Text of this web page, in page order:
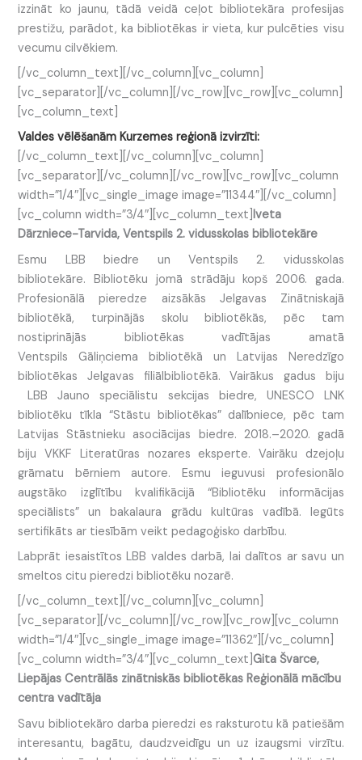
izzināt ko jaunu, tādā veidā ceļot bibliotekāra profesijas
prestižu, parādot, ka bibliotēkas ir vieta, kur pulcēties visu
vecumu cilvēkiem.
[/vc_column_text][/vc_column][vc_column]
[vc_separator][/vc_column][/vc_row][vc_row][vc_column]
[vc_column_text]
Valdes vēlēšanām Kurzemes reģionā izvirzīti:
[/vc_column_text][/vc_column][vc_column]
[vc_separator][/vc_column][/vc_row][vc_row][vc_column
width=”1/4″][vc_single_image image=”11344″][/vc_column]
[vc_column width=”3/4″][vc_column_text]Iveta
Dārzniece-Tarvida, Ventspils 2. vidusskolas bibliotekāre
Esmu LBB biedre un Ventspils 2. vidusskolas
bibliotekāre. Bibliotēku jomā strādāju kopš 2006. gada.
Profesionālā pieredze aizsākās Jelgavas Zinātniskajā
bibliotēkā, turpinājās skolu bibliotēkās, pēc tam
nostiprinājās bibliotēkas vadītājas amatā
Ventspils Gāliņciema bibliotēkā un Latvijas Neredzīgo
bibliotēkas Jelgavas filiālbibliotēkā. Vairākus gadus biju
LBB Jauno speciālistu sekcijas biedre, UNESCO LNK
bibliotēku tīkla “Stāstu bibliotēkas” dalībniece, pēc tam
Latvijas Stāstnieku asociācijas biedre. 2018.–2020. gadā
biju VKKF Literatūras nozares eksperte. Vairāku dzejoļu
grāmatu bērniem autore. Esmu ieguvusi profesionālo
augstāko izglītību kvalifikācijā “Bibliotēku informācijas
speciālists” un bakalaura grādu kultūras vadībā. Iegūts
sertifikāts ar tiesībām veikt pedagoģisko darbību.
Labprāt iesaistītos LBB valdes darbā, lai dalītos ar savu un
smeltos citu pieredzi bibliotēku nozarē.
[/vc_column_text][/vc_column][vc_column]
[vc_separator][/vc_column][/vc_row][vc_row][vc_column
width=”1/4″][vc_single_image image=”11362″][/vc_column]
[vc_column width=”3/4″][vc_column_text] Gita Švarce,
Liepājas Centrālās zinātniskās bibliotēkas Reģionālā mācību
centra vadītāja
Savu bibliotekāro darba pieredzi es raksturotu kā patiešām
interesantu, bagātu, daudzveidīgu un uz izaugsmi virzītu.